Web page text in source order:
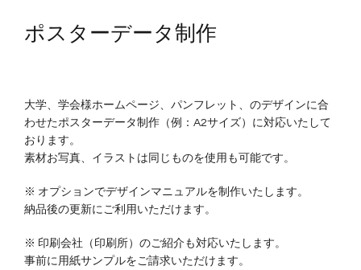
ポスターデータ制作
大学、学会様ホームページ、パンフレット、のデザインに合
わせたポスターデータ制作（例：A2サイズ）に対応いたして
おります。
素材お写真、イラストは同じものを使用も可能です。
※ オプションでデザインマニュアルを制作いたします。
納品後の更新にご利用いただけます。
※ 印刷会社（印刷所）のご紹介も対応いたします。
事前に用紙サンプルをご請求いただけます。